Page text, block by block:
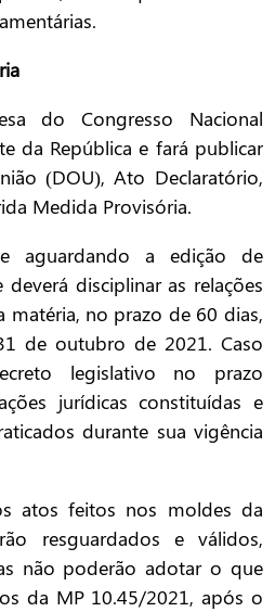
do Congresso Nacional
da República e fará publicar
(DOU), Ato Declaratório,
Medida Provisória.
aguardando a edição de
disciplinar as relações
matéria, no prazo de 60 dias,
de outubro de 2021. Caso
legislativo no prazo
jurídicas constituídas e
durante sua vigência
atos feitos nos moldes da
resguardados e válidos,
não poderão adotar o que
da MP 10.45/2021, após o